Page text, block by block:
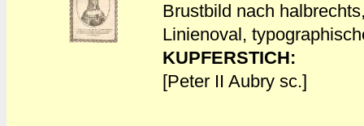
Brustbild nach
Linienoval,
KUPFERSTICH:
[Peter II Aubry sc.]